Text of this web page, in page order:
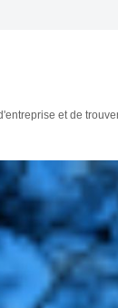
et de